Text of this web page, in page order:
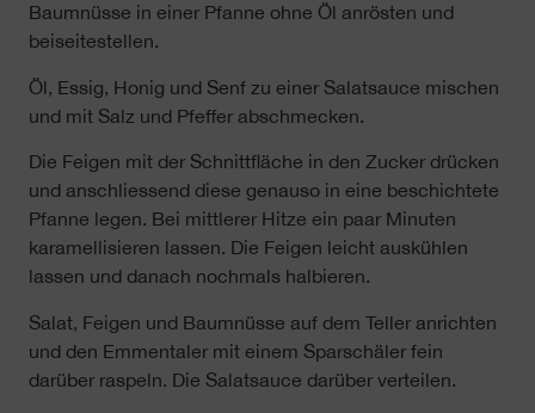
Baumnüsse in einer Pfanne ohne Öl anrösten und
beiseitestellen.
Öl, Essig, Honig und Senf zu einer Salatsauce mischen
und mit Salz und Pfeffer abschmecken.
Die Feigen mit der Schnittfläche in den Zucker drücken
und anschliessend diese genauso in eine beschichtete
Pfanne legen. Bei mittlerer Hitze ein paar Minuten
karamellisieren lassen. Die Feigen leicht auskühlen
lassen und danach nochmals halbieren.
Salat, Feigen und Baumnüsse auf dem Teller anrichten
und den Emmentaler mit einem Sparschäler fein
darüber raspeln. Die Salatsauce darüber verteilen.